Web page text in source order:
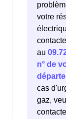
votre
au
n° de
cas
gaz,